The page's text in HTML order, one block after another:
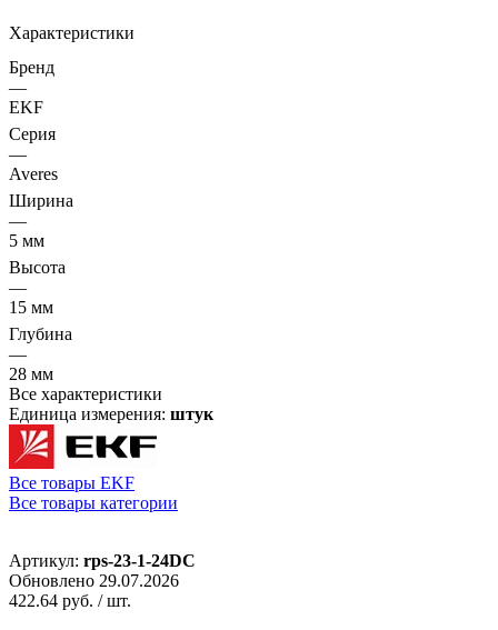
Характеристики
Бренд
—
EKF
Серия
—
Averes
Ширина
—
5 мм
Высота
—
15 мм
Глубина
—
28 мм
Все характеристики
Единица измерения: штук
Все товары EKF
Все товары категории
Артикул: rps-23-1-24DC
Обновлено 29.07.2026
422.64 руб. / шт.